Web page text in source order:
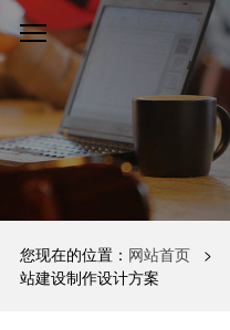
您现在的位置： 网站首页 >
站建设制作设计方案